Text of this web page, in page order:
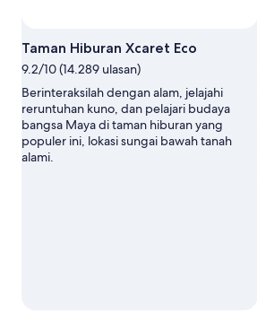
Terbuka
oleh
Experiencias
Xcaret
Taman Hiburan Xcaret Eco
9.2/10 (14.289 ulasan)
Berinteraksilah dengan alam, jelajahi
reruntuhan kuno, dan pelajari budaya
bangsa Maya di taman hiburan yang
populer ini, lokasi sungai bawah tanah
alami.